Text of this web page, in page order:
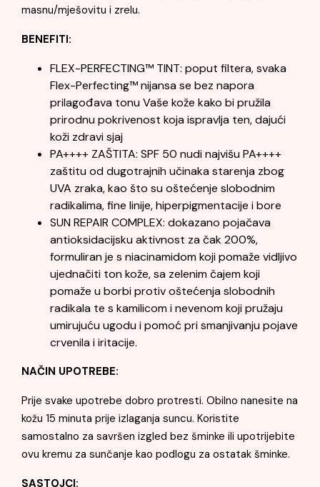
masnu/mješovitu i zrelu.
BENEFITI:
FLEX-PERFECTING™ TINT: poput filtera, svaka
Flex-Perfecting™ nijansa se bez napora
prilagođava tonu Vaše kože kako bi pružila
prirodnu pokrivenost koja ispravlja ten, dajući
koži zdravi sjaj
PA++++ ZAŠTITA: SPF 50 nudi najvišu PA++++
zaštitu od dugotrajnih učinaka starenja zbog
UVA zraka, kao što su oštećenje slobodnim
radikalima, fine linije, hiperpigmentacije i bore
SUN REPAIR COMPLEX: dokazano pojačava
antioksidacijsku aktivnost za čak 200%,
formuliran je s niacinamidom koji pomaže vidljivo
ujednačiti ton kože, sa zelenim čajem koji
pomaže u borbi protiv oštećenja slobodnih
radikala te s kamilicom i nevenom koji pružaju
umirujuću ugodu i pomoć pri smanjivanju pojave
crvenila i iritacije.
NAČIN UPOTREBE:
Prije svake upotrebe dobro protresti. Obilno nanesite na
kožu 15 minuta prije izlaganja suncu. Koristite
samostalno za savršen izgled bez šminke ili upotrijebite
ovu kremu za sunčanje kao podlogu za ostatak šminke.
SASTOJCI: